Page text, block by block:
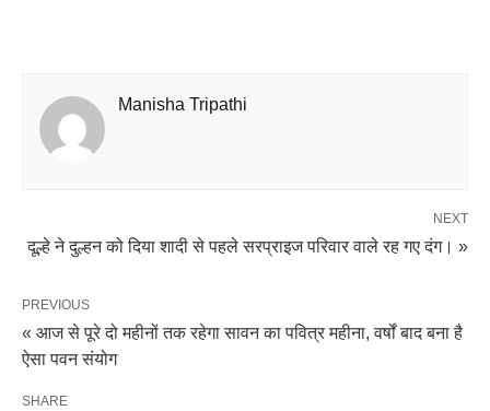
Manisha Tripathi
NEXT
दूल्हे ने दुल्हन को दिया शादी से पहले सरप्राइज परिवार वाले रह गए दंग। »
PREVIOUS
« आज से पूरे दो महीनों तक रहेगा सावन का पवित्र महीना, वर्षों बाद बना है
ऐसा पवन संयोग
SHARE